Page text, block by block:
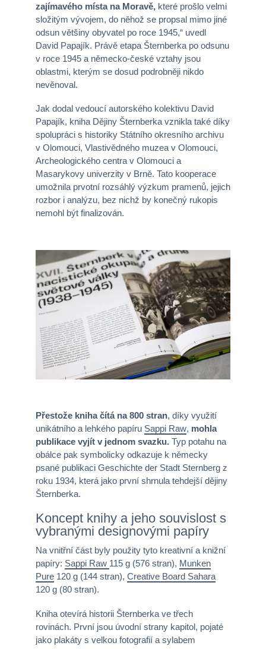
zajímavého místa na Moravě, které prošlo velmi
složitým vývojem, do něhož se propsal mimo jiné
odsun většiny obyvatel po roce 1945,“ uvedl
David Papajík. Právě etapa Šternberka po odsunu
v roce 1945 a německo-české vztahy jsou
oblastmi, kterým se dosud podrobněji nikdo
nevěnoval.
Jak dodal vedoucí autorského kolektivu David
Papajík, kniha Dějiny Šternberka vznikla také díky
spolupráci s historiky Státního okresního archivu
v Olomouci, Vlastivědného muzea v Olomouci,
Archeologického centra v Olomouci a
Masarykovy univerzity v Brně. Tato kooperace
umožnila prvotní rozsáhlý výzkum pramenů, jejich
rozbor i analýzu, bez nichž by konečný rukopis
nemohl být finalizován.
Přestože kniha čítá na 800 stran, díky využití
unikátního a lehkého papíru Sappi Raw, mohla
publikace vyjít v jednom svazku. Typ potahu na
obálce pak symbolicky odkazuje k německy
psané publikaci Geschichte der Stadt Sternberg z
roku 1934, která jako první shrnula tehdejší dějiny
Šternberka.
Koncept knihy a jeho souvislost s
vybranými designovými papíry
Na vnitřní část byly použity tyto kreativní a knižní
papíry: Sappi Raw 115 g (576 stran), Munken
Pure 120 g (144 stran), Creative Board Sahara
120 g (80 stran).
Kniha otevírá historii Šternberka ve třech
rovinách. První jsou úvodní strany kapitol, pojaté
jako plakáty s velkou fotografií a sylabem